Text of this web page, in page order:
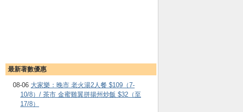
最新著數優惠
08-06 大家樂：晚市 老火湯2人餐 $109（7-
10/8）/ 茶市 金蜜雞翼拼揚州炒飯 $32（至
17/8）